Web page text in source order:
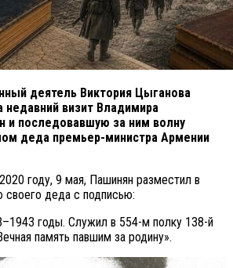
деятель Виктория Цыганова
недавний визит Владимира
и последовавшую за ним волну
деда премьер-министра Армении
году, 9 мая, Пашинян разместил в
деда с подписью:
годы. Служил в 554-м полку 138-й
память павшим за родину».